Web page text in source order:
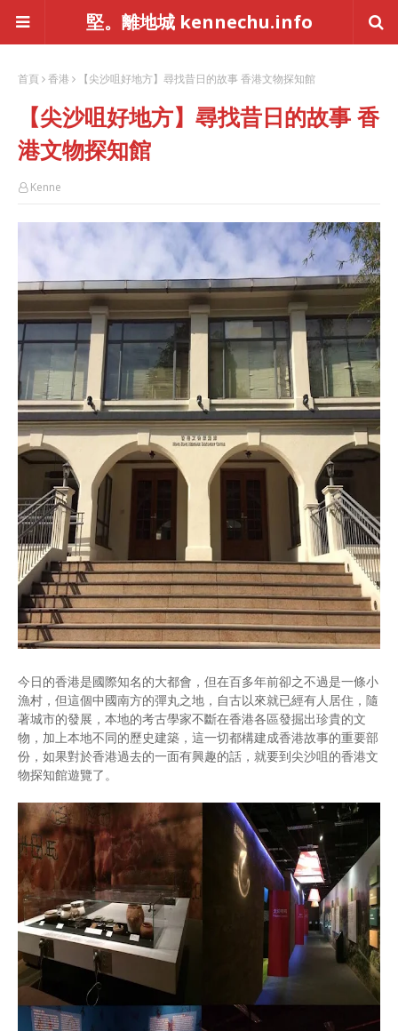
堅。離地城 kennechu.info
首頁 香港 【尖沙咀好地方】尋找昔日的故事 香港文物探知館
【尖沙咀好地方】尋找昔日的故事 香
港文物探知館
Kenne
今日的香港是國際知名的大都會，但在百多年前卻之不過是一條小
漁村，但這個中國南方的彈丸之地，自古以來就已經有人居住，隨
著城市的發展，本地的考古學家不斷在香港各區發掘出珍貴的文
物，加上本地不同的歷史建築，這一切都構建成香港故事的重要部
份，如果對於香港過去的一面有興趣的話，就要到尖沙咀的香港文
物探知館遊覽了。